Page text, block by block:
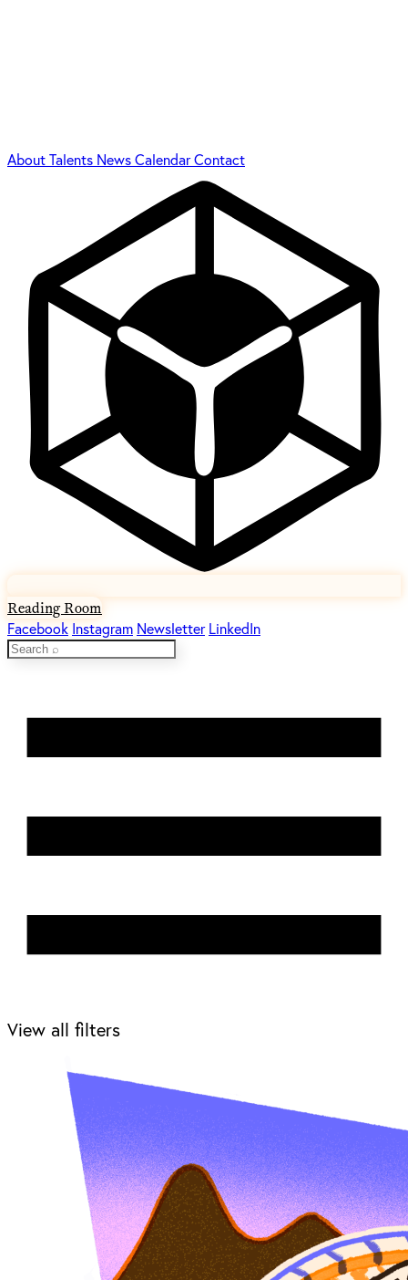
AboutTalents NewsCalendarContact
Reading Room
Facebook Instagram Newsletter LinkedIn
View all filters